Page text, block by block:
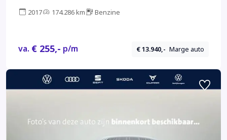
2017 174.286 km Benzine
va. € 255,- p/m € 13.940,- Marge auto